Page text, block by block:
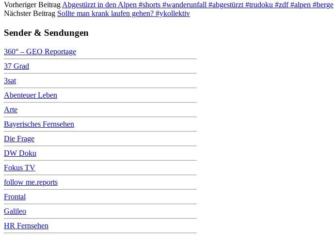
Vorheriger Beitrag Abgestürzt in den Alpen #shorts #wanderunfall #abgestürzt #trudoku #zdf #alpen #berge
Nächster Beitrag Sollte man krank laufen gehen? #ykollektiv
Sender & Sendungen
360° – GEO Reportage
37 Grad
3sat
Abenteuer Leben
Arte
Bayerisches Fernsehen
Die Frage
DW Doku
Fokus TV
follow me.reports
Frontal
Galileo
HR Fernsehen